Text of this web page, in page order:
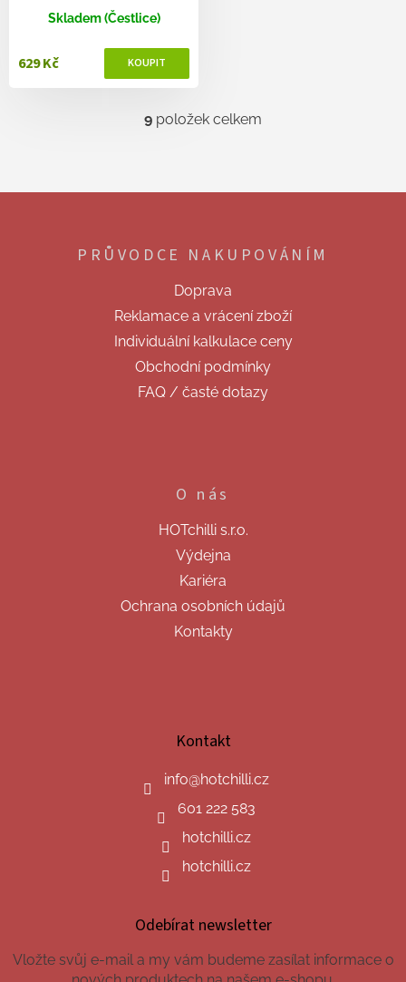
Skladem (Čestlice)
629 Kč
O
d
í
p
r
v
k
y
v
ý
p
i
9 položek celkem
Z
PRŮVODCE NAKUPOVÁNÍM
Doprava
Reklamace a vrácení zboží
Individuální kalkulace ceny
Obchodní podmínky
FAQ / časté dotazy
O nás
HOTchilli s.r.o.
Výdejna
Kariéra
Ochrana osobních údajů
Kontakty
Kontakt
info@hotchilli.cz
601 222 583
hotchilli.cz
hotchilli.cz
Odebírat newsletter
Vložte svůj e-mail a my vám budeme zasílat informace o